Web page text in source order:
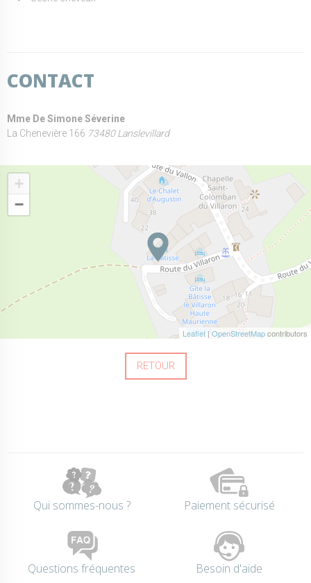
CONTACT
Mme De Simone Séverine
La Chenevière 166 73480 Lanslevillard
+
−
Leaflet|OpenStreetMapcontributors
RETOUR
Qui sommes-nous ? Paiement sécurisé
Questions fréquentes Besoin d'aide